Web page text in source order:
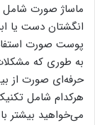
ماساژ صورت
انگشتان دست یا
پوست صورت
به طوری که
حرفه‌ای صورت از
هرکدام شامل
می‌خواهید بیشتر